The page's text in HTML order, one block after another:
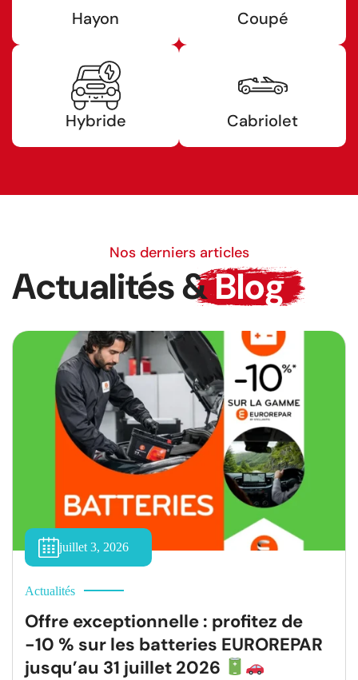
Hayon Coupé
Hybride Cabriolet
Nos derniers articles
Actualités &Blog
juillet 3, 2026
Actualités
Offre exceptionnelle : profitez de
-10 % sur les batteries EUROREPAR
jusqu’au 31 juillet 2026